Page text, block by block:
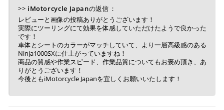
>> iMotorcycle Japanの返信：
レビューと画像の投稿ありがとうございます！
実際にツーリングにて効果を体感していただけたようで良かった
です！
車体とシートのカラーがマッチしていて、より一層高級感のある
Ninja1000SXに仕上がっていますね！
商品の質感や作業スピード、作業品質についてもお褒め頂き、あ
りがとうございます！
今後ともiMotorcycle Japanを宜しくお願いいたします！